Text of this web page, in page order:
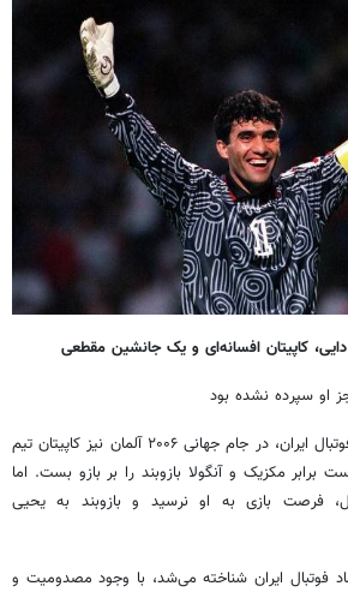
او سپرده نشده بود
علی دایی، اسطوره بی‌بدیل فوتبال ایران، در جام جهانی ۲۰۰۶ آلمان نیز کاپیتان تیم
برابر مکزیک و آنگولا بازوبند را بر بازو بست. اما
فرصت بازی به او نرسید و بازوبند به یحیی
فوتبال ایران شناخته می‌شد، با وجود مصدومیت و